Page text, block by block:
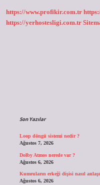
https://www.profikir.com.tr
https://yerhostesligi.com.tr
Son Yazılar
Loop döngü sistemi nedir ?
Ağustos 7, 2026
Dolby Atmos nerede var ?
Ağustos 6, 2026
Kumruların erkeği dişisi nasıl
Ağustos 6, 2026